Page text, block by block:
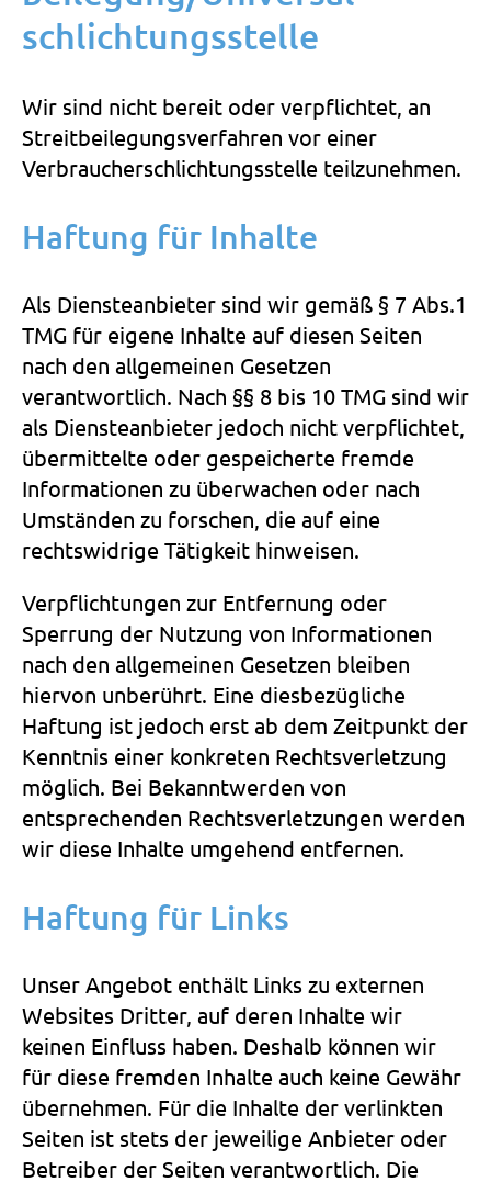
schlichtungs­stelle
Wir sind nicht bereit oder verpflichtet, an
Streitbeilegungsverfahren vor einer
Verbraucherschlichtungsstelle teilzunehmen.
Haftung für Inhalte
Als Diensteanbieter sind wir gemäß § 7 Abs.1
TMG für eigene Inhalte auf diesen Seiten
nach den allgemeinen Gesetzen
verantwortlich. Nach §§ 8 bis 10 TMG sind wir
als Diensteanbieter jedoch nicht verpflichtet,
übermittelte oder gespeicherte fremde
Informationen zu überwachen oder nach
Umständen zu forschen, die auf eine
rechtswidrige Tätigkeit hinweisen.
Verpflichtungen zur Entfernung oder
Sperrung der Nutzung von Informationen
nach den allgemeinen Gesetzen bleiben
hiervon unberührt. Eine diesbezügliche
Haftung ist jedoch erst ab dem Zeitpunkt der
Kenntnis einer konkreten Rechtsverletzung
möglich. Bei Bekanntwerden von
entsprechenden Rechtsverletzungen werden
wir diese Inhalte umgehend entfernen.
Haftung für Links
Unser Angebot enthält Links zu externen
Websites Dritter, auf deren Inhalte wir
keinen Einfluss haben. Deshalb können wir
für diese fremden Inhalte auch keine Gewähr
übernehmen. Für die Inhalte der verlinkten
Seiten ist stets der jeweilige Anbieter oder
Betreiber der Seiten verantwortlich. Die